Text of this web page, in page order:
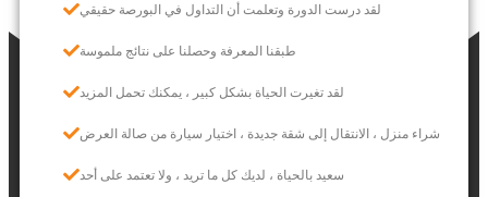
لقد درست الدورة وتعلمت أن التداول في البورصة حقيقي
طبقنا المعرفة وحصلنا على نتائج ملموسة
لقد تغيرت الحياة بشكل كبير ، يمكنك تحمل المزيد
شراء منزل ، الانتقال إلى شقة جديدة ، اختيار سيارة من صالة العرض
سعيد بالحياة ، لديك كل ما تريد ، ولا تعتمد على أحد